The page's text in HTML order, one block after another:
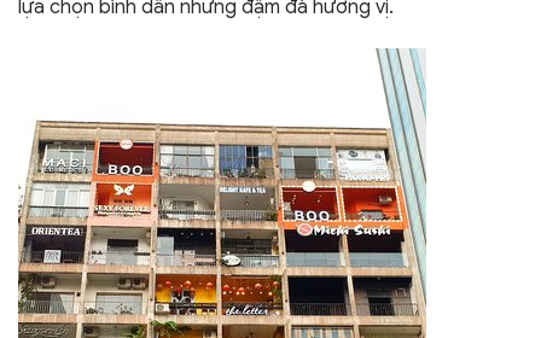
lựa chọn bình dân nhưng đậm đà hương vị.